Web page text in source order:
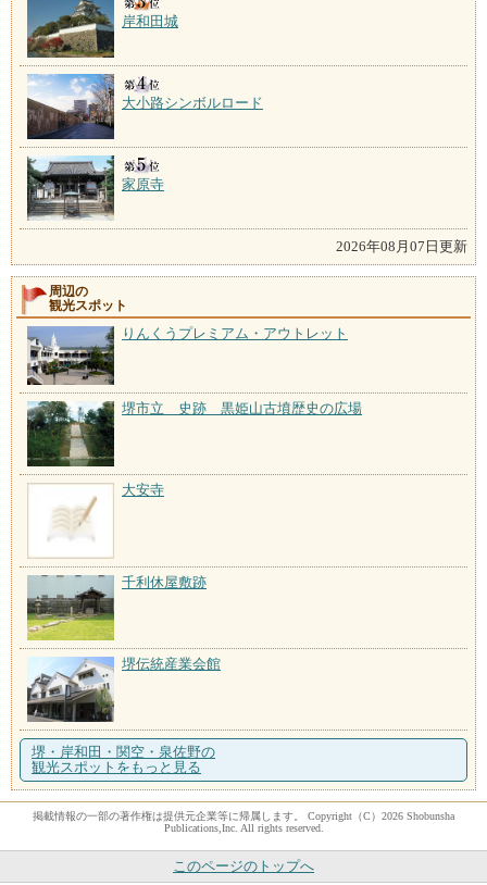
岸和田城
大小路シンボルロード
家原寺
2026年08月07日更新
周辺の
観光スポット
りんくうプレミアム・アウトレット
堺市立 史跡 黒姫山古墳歴史の広場
大安寺
千利休屋敷跡
堺伝統産業会館
堺・岸和田・関空・泉佐野の
観光スポットをもっと見る
掲載情報の一部の著作権は提供元企業等に帰属します。 Copyright（C）2026 Shobunsha
Publications,Inc. All rights reserved.
このページのトップへ